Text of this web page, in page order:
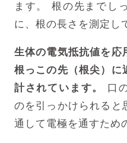
ます。
根の先までし
に、根の長さを測定し
生体の電気抵抗値を応
根っこの先（根尖）に
計されています。
口
のを引っかけられると
通して電極を通すため